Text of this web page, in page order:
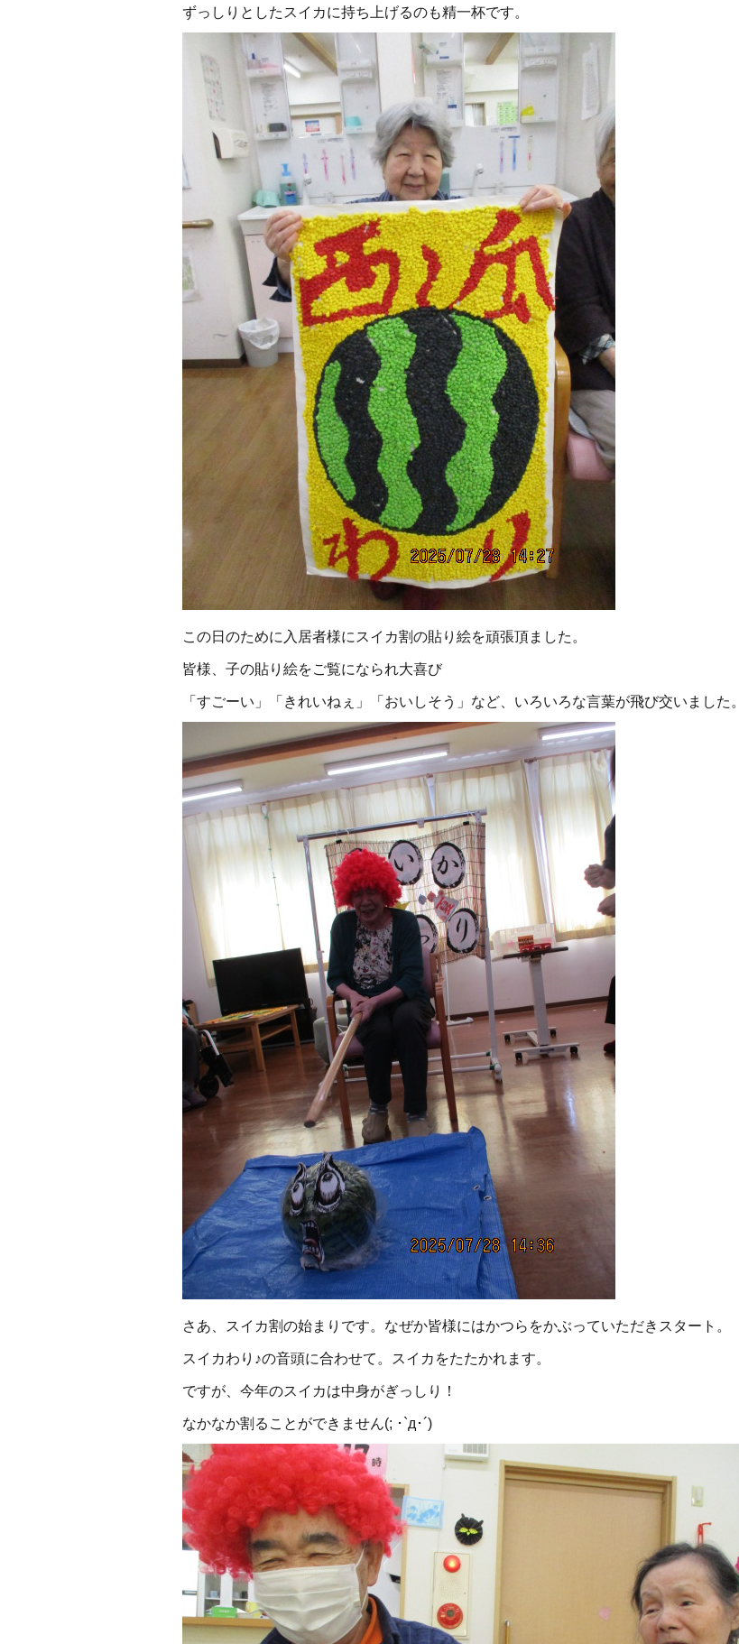
ずっしりとしたスイカに持ち上げるのも精一杯です。
この日のために入居者様にスイカ割の貼り絵を頑張頂ました。
皆様、子の貼り絵をご覧になられ大喜び
「すごーい」「きれいねぇ」「おいしそう」など、いろいろな言葉が飛び交いました。
さあ、スイカ割の始まりです。なぜか皆様にはかつらをかぶっていただきスタート。
スイカわり♪の音頭に合わせて。スイカをたたかれます。
ですが、今年のスイカは中身がぎっしり！
なかなか割ることができません(; ･`д･´)